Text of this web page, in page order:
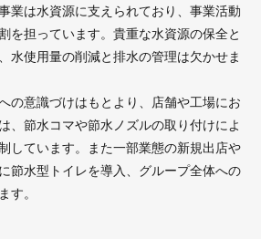
業は水資源に支えられており、事業活動
を担っています。貴重な水資源の保全と
水使用量の削減と排水の管理は欠かせま
の意識づけはもとより、店舗や工場にお
、節水コマや節水ノズルの取り付けによ
しています。また一部業態の新規出店や
節水型トイレを導入、グループ全体への
す。